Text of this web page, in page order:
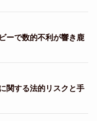
ーで数的不利が響き鹿
関する法的リスクと手